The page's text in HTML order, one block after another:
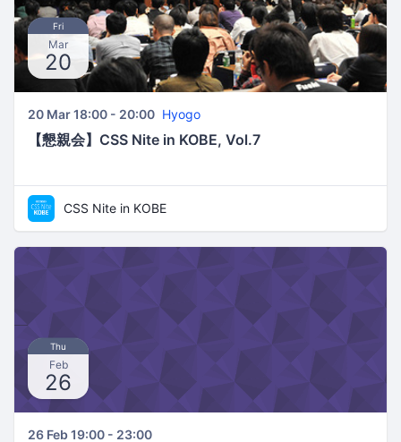
Fri
Mar
20
20 Mar 18:00 - 20:00 Hyogo
【懇親会】CSS Nite in KOBE, Vol.7
CSS Nite in KOBE
Thu
Feb
26
26 Feb 19:00 - 23:00